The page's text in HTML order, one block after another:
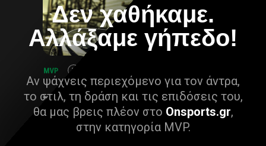
Δεν χαθήκαμε.
Αλλάξαμε γήπεδο!
Αν ψάχνεις περιεχόμενο για τον άντρα,
το στιλ, τη δράση και τις επιδόσεις του,
θα μας βρεις πλέον στο Onsports.gr,
στην κατηγορία MVP.